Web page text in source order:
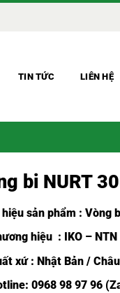
TIN TỨC LIÊN HỆ
bi NURT 30
sản phẩm : Vòng
hiệu : IKO – NTN
xứ : Nhật Bản /
0968 98 97 96